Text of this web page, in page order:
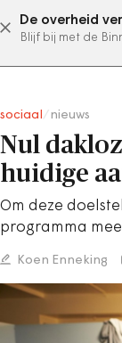
De overheid
Blijf bij met de
sociaal nieuws
Nul
huidige
Om deze
programma
Koen Enneking